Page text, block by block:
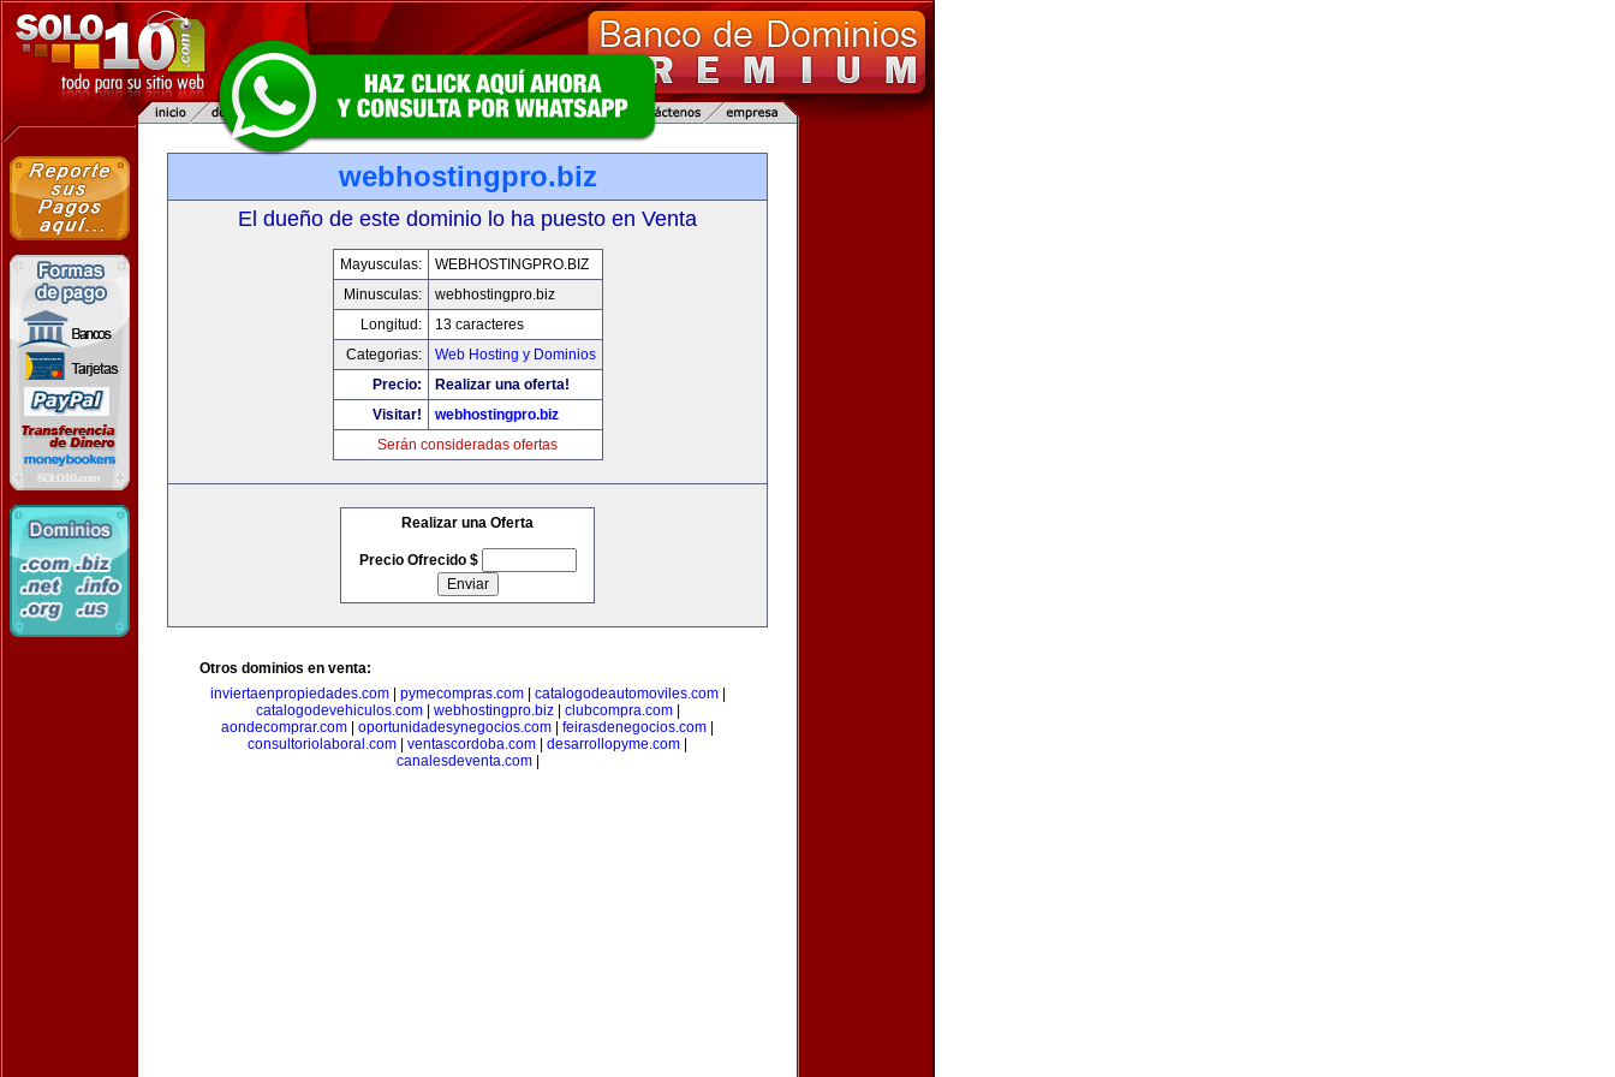
webhostingpro.biz
El dueño de este dominio lo ha puesto en Venta
Mayusculas:
WEBHOSTINGPRO.BIZ
Minusculas:
webhostingpro.biz
Longitud:
13 caracteres
Categorias:
Web Hosting y Dominios
Precio:
Realizar una oferta!
Visitar!
webhostingpro.biz
Serán consideradas ofertas
Realizar una Oferta
Precio Ofrecido $
Otros dominios en venta:
inviertaenpropiedades.com| pymecompras.com| catalogodeautomoviles.com|
catalogodevehiculos.com| webhostingpro.biz| clubcompra.com|
aondecomprar.com
oportunidadesynegocios.com feirasdenegocios.com
consultoriolaboral.com
ventascordoba.com desarrollopyme.com
canalesdeventa.com|